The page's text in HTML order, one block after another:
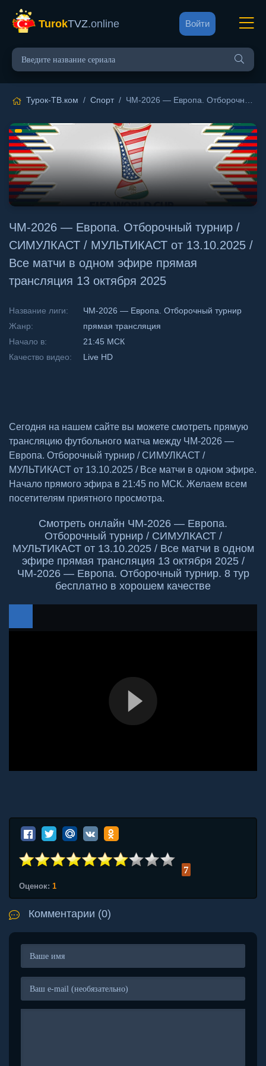
TurokTVZ.online Войти
Турок-ТВ.ком / Спорт/ ЧМ-2026 — Европа. Отборочный турнир / СИМУЛКАСТ / МУЛЬТИКАСТ от 13.10.2025 / Все матчи в одном эфире прямая трансляция 13 октября 2025
ЧМ-2026 — Европа. Отборочный турнир /
СИМУЛКАСТ / МУЛЬТИКАСТ от 13.10.2025 /
Все матчи в одном эфире прямая
трансляция 13 октября 2025
Название лиги:
ЧМ-2026 — Европа. Отборочный турнир
Жанр:
прямая трансляция
Начало в:
21:45 МСК
Качество видео:
Live HD
Сегодня на нашем сайте вы можете смотреть прямую
трансляцию футбольного матча между ЧМ-2026 —
Европа. Отборочный турнир / СИМУЛКАСТ /
МУЛЬТИКАСТ от 13.10.2025 / Все матчи в одном эфире.
Начало прямого эфира в 21:45 по МСК. Желаем всем
посетителям приятного просмотра.
Смотреть онлайн ЧМ-2026 — Европа.
Отборочный турнир / СИМУЛКАСТ /
МУЛЬТИКАСТ от 13.10.2025 / Все матчи в одном
эфире прямая трансляция 13 октября 2025 /
ЧМ-2026 — Европа. Отборочный турнир. 8 тур
бесплатно в хорошем качестве
7
Оценок: 1
Комментарии (0)